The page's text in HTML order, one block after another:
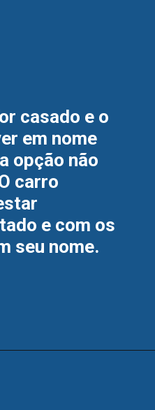
casado e o
em nome
opção não
carro
e com os
seu nome.